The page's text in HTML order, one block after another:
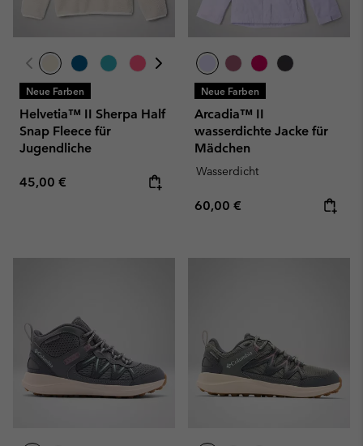
Neue Farben
Helvetia™ II Sherpa Half
Snap Fleece für
Jugendliche
Regular price:
45,00 €
Neue Farben
Arcadia™ II
wasserdichte Jacke für
Mädchen
Wasserdicht
Regular price:
60,00 €